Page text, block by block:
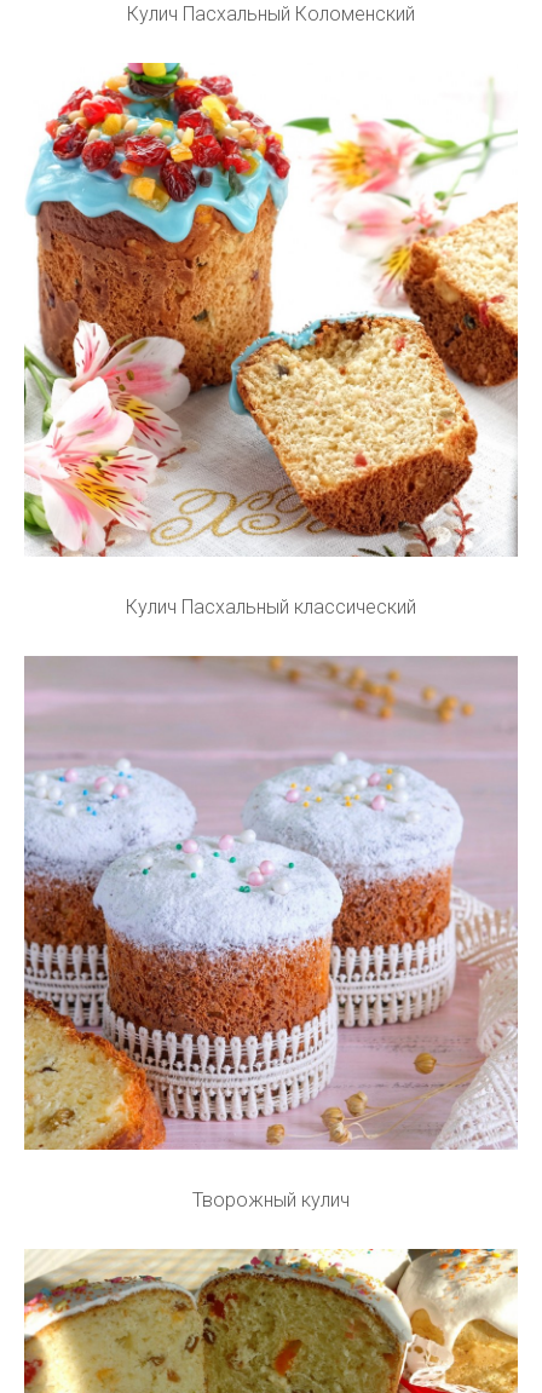
Кулич Пасхальный Коломенский
Кулич Пасхальный классический
Творожный кулич